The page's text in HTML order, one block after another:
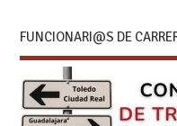
FUNCIONARI@S DE